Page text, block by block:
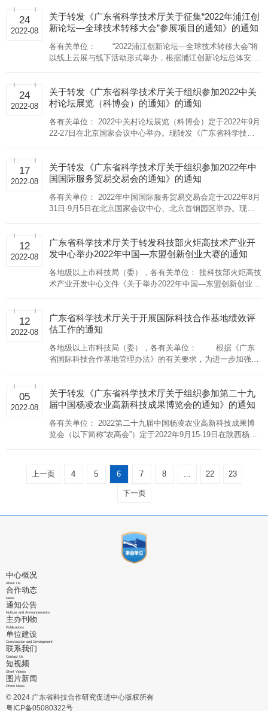
要征集以下展示内容： 1.聚焦高端制造、新材料、新一代信息
技术、生命科学、绿色低碳、数字经济、海洋经济、产业融合
等重点领域，加大对产业发展关键核心技术成果展示，遴选一
批高精尖的科技创新技术和产品参展。 2.遴选一批省内高校、
势产业的龙头企业和创新成果参展。 鼓励参展单位携带实物展
品参展，大会在宣传推广、奖项评选方面优先考虑携带实物展
鼓励各地市积极开展信息发布、技术对接、路演推介等同期活
动，广东科技展团将为此类活动提供协调服务。 2.积极组织参
（一）请各地市、各单位高度重视，紧密结合大会聚焦领
域，精心组织参展项目，重点展示我省高新区、高新技术企
业、高校、科研院所和科技创新平台等创新主体的项目成果。
为提升广东科技展团的现场展示和互动效果，要求项目以展
板、实物模型或产品、场景应用、互动演示等展示形式为主，
宣传片，在广东科技展团LED屏展播。 五、参展费用
广东科技展团统一负责展位设计布展，由省科技合作研究
促进中心具体承办。参展单位免收场地费和布展费，交通住宿
等差旅费用自理。 六、报名事项 （一）参展项目技术或
产品应具有合法合规的知识产权认证（自主知识产权、消化吸
新技术成果交易会广东科技展团参展报名表》（附件），并将
表格盖章扫描件及Word文档，单位logo及二维码、项目视频和
片，每张图片要求1M以上）报送至电子邮箱。 （三）广东科
技展团将对报送单位与展示项目进行筛选，遴选确定参展名
研究促进中心。 联系人：丘雅、傅珍妮 电 话：
020-83717947、83701756 邮 箱：skjt_caijf@gd.gov.cn
（二）省科技厅成果与区域处。 联系人：郭昳琦、杨保志
电 话：020-83163891、83163862 附件：《第二十
四届中国国际高新技术成果交易会广东科技展团参展报名表》
24
2022-08
关于转发《广东省科学技术厅关于征集“2022年浦江创
新论坛—全球技术转移大会”参展项目的通知》的通知
各有关单位： “2022浦江创新论坛—全球技术转移大会”将
以线上云展与线下活动形式举办，根据浦江创新论坛总体安排
24
2022-08
关于转发《广东省科学技术厅关于组织参加2022中关
村论坛展览（科博会）的通知》的通知
各有关单位： 2022中关村论坛展览（科博会）定于2022年9月
22-27日在北京国家会议中心举办。现转发《广东省科学技术
的单位踊跃报名。 附件：《广东省科学技术厅关于组织参加
2022中关村论坛展览（科博会）的通知》（粤科函区字
17
2022-08
关于转发《广东省科学技术厅关于组织参加2022年中
国国际服务贸易交易会的通知》的通知
各有关单位： 2022年中国国际服务贸易交易会定于2022年8月
31日-9月5日在北京国家会议中心、北京首钢园区举办。现转
附件。欢迎有意参展的单位踊跃报名。 附件：《广东省科学技
术厅关于组织参加2022年中国国际服务贸易交易会的通知》
12
2022-08
广东省科学技术厅关于转发科技部火炬高技术产业开
发中心举办2022年中国—东盟创新创业大赛的通知
各地级以上市科技局（委），各有关单位： 接科技部火炬高技
术产业开发中心文件《关于举办2022年中国—东盟创新创业大
现转发有关事项要求，请各单位积极组织本地区、本单位创新
主体报名参赛，积极加强与东盟国家间的创新创业交流合作。
合参赛条件的企业和团队登陆大赛官方网站
（www.caiec.cattc.org.cn）统一注册报名，按要求提交完整、
caiec2022@vip.163.com，邮件主题命名为“创赛报名—参赛项
目名称—团队联系人姓名”。大赛报名只有以上两种渠道，其他
报名渠道均无效。大赛不向参赛企业和团队收取任何费用。
各企业和团队报名成功后，请务必将报名材料抄送省科技
情况。 二、参赛组别 大赛按照企业组和团队组进行比
赛。每支参赛队伍的核心成员不少于3人，核心成员中，中国
或东盟国家队员的占比应不少于50%。鼓励中国、东盟国家和
其他国家的队员组成联合参赛队伍；联合参赛队伍中，中国和
四个领域进行报名和比赛，每个企业或团队只能选择一个组
别、一个行业领域报名参赛。大赛官方语言为英语，参赛队伍
须提交英文参赛材料。 四、联系方式 （一）广东省科学
caiec2022@vip.163.com （三） 科技部火炬中心。 联系人：
12
2022-08
广东省科学技术厅关于开展国际科技合作基地绩效评
估工作的通知
各地级以上市科技局（委），各有关单位： 根据《广东
省国际科技合作基地管理办法》的有关要求，为进一步加强广
05
2022-08
关于转发《广东省科学技术厅关于组织参加第二十九
届中国杨凌农业高新科技成果博览会的通知》的通知
各有关单位： 2022第二十九届中国杨凌农业高新科技成果博
览会（以下简称“农高会”）定于2022年9月15-19日在陕西杨凌
知》 （粤科函农字〔2022〕1106号），具体通知见附件。欢
迎有意参展的单位踊跃报名。 附件：《广东省科学技术厅关于
组织参加第二十九届中国杨凌农业高新科技成果博览会的通
上一页 4 5 6 7 8 ... 22 23
下一页
中心概况
About Us
合作动态
News
通知公告
Notices and Announcements
主办刊物
Publications
单位建设
Construction and Development
联系我们
Contact Us
短视频
Short Videos
图片新闻
Photo News
© 2024 广东省科技合作研究促进中心版权所有
粤ICP备05080322号